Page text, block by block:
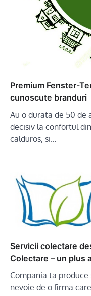
Premium Fenster-
cunoscute branduri
Au o durata de 50 de
decisiv la confortul
calduros, si…
Servicii colectare
Colectare – un plus
Compania ta
nevoie de o firma